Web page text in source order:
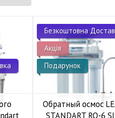
Безкоштовна
Акція
Подарунок
Обратный осмос
STANDART RO-6